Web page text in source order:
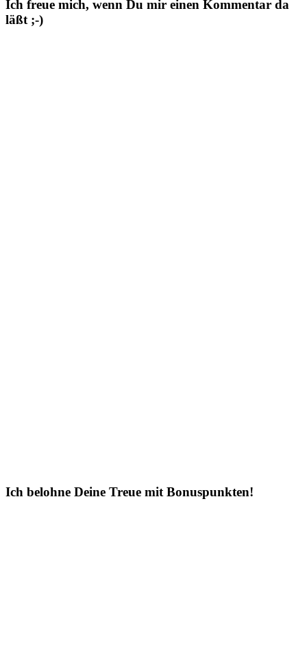
Ich freue mich, wenn Du mir einen Kommentar da
läßt ;-)
Ich belohne Deine Treue mit Bonuspunkten!